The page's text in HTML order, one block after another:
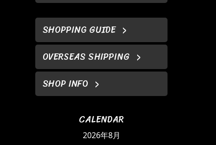
SHOPPING GUIDE
OVERSEAS SHIPPING
SHOP INFO
CALENDAR
2026年8月